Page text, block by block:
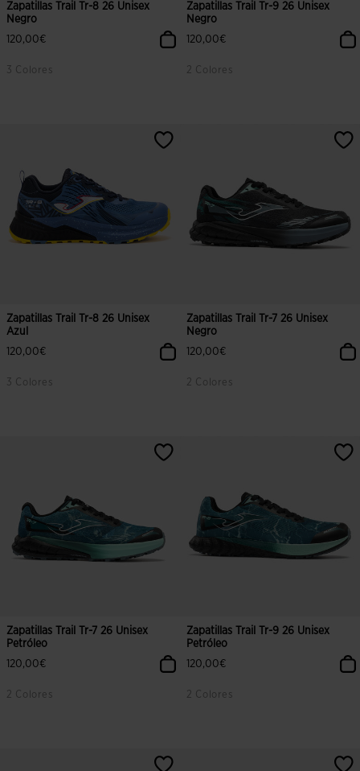
Zapatillas Trail Tr-8 26 Unisex
Negro
120,00€
3 Colores
5 sobre 5 de valoración de clientes
Zapatillas Trail Tr-9 26 Unisex
Negro
120,00€
2 Colores
3,7 sobre 5 de valoración de
Zapatillas Trail Tr-8 26 Unisex
Azul
120,00€
3 Colores
4,4 sobre 5 de valoración de clientes
Zapatillas Trail Tr-7 26 Unisex
Negro
120,00€
2 Colores
4,5 sobre 5 de valoración de
Zapatillas Trail Tr-7 26 Unisex
Petróleo
120,00€
2 Colores
5 sobre 5 de valoración de clientes
Zapatillas Trail Tr-9 26 Unisex
Petróleo
120,00€
2 Colores
4,4 sobre 5 de valoración de